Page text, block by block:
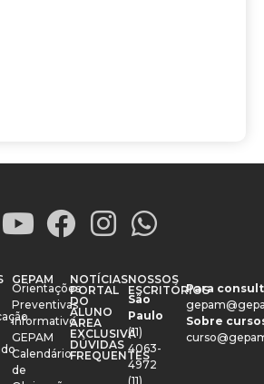
GEPAM
Orientações
Preventivas
Informativo
GEPAM
Calendário
de
NOTÍCIAS
PORTAL
DO
ALUNO
ÁREA
EXCLUSIVA
DÚVIDAS
FREQUENTES
NOSSOS
ESCRITÓRIOS
São
Paulo
(11)
4063-
4972
(11)
Para
Sobre